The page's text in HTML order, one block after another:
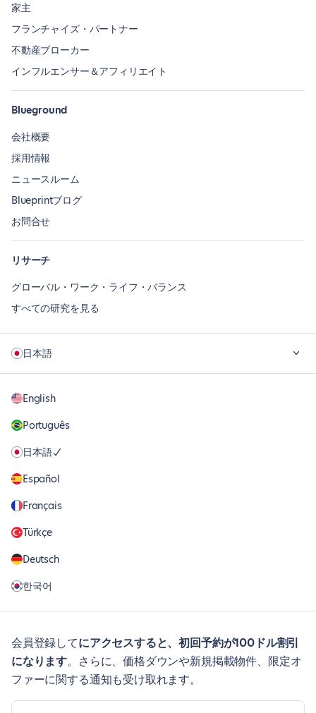
家主
フランチャイズ・パートナー
不動産ブローカー
インフルエンサー＆アフィリエイト
Blueground
会社概要
採用情報
ニュースルーム
Blueprintブログ
お問合せ
リサーチ
グローバル・ワーク・ライフ・バランス
すべての研究を見る
日本語
English
Português
日本語
Español
Français
Türkçe
Deutsch
한국어
会員登録してにアクセスすると、初回予約が100ドル割引
になります。さらに、価格ダウンや新規掲載物件、限定オ
ファーに関する通知も受け取れます。